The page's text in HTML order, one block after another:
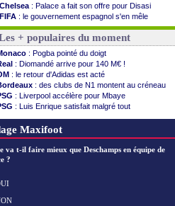
Chelsea : Palace a fait son offre pour Disasi
FIFA : le gouvernement espagnol s'en mêle
PSG: l'étonnante rumeur Gusto
Bologne: Dallinga est sur le marché
OM: accord trouvé avec Man City pour Rulli
OM: Medina vers Leverkusen pour 25 M€
Uruguay: Forlan nommé sélectionneur (officiel)
Séville : Juanlu signe à Bournemouth (officiel)
PSG: Ndjantou heureux d'avoir rejoué
Real : Diomandé pour 140 M€ ! (officiel)
Man City : Rodri préfère le Barça au Real !
Aston Villa: Liverpool cible aussi Konsa
Le Havre: Diaw va signer à Lille
Trabzonspor
FIFA
+ populaires du moment
: Pogba pointé du doigt
: Diomandé arrive pour 140 M€ !
: le retour d'Adidas est acté
: des clubs de N1 montent au créneau
: Liverpool accélère pour Mbaye
: Luis Enrique satisfait malgré tout
: Fonseca prend cher sur les réseaux
Maxifoot
va t-il faire mieux que Deschamps en équipe de
?